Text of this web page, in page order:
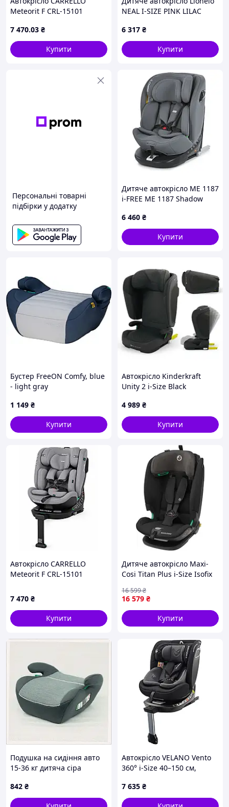
Meteorit F CRL-15101
см, ISOFIX, з поворотом та
опорною стійкою
7 470.03 ₴
Купити
NEAL I-SIZE PINK LILAC
6 317 ₴
Купити
Персональні товарні
підбірки у додатку
Дитяче автокрісло ME 1187
i-FREE ME 1187 Shadow
6 460 ₴
Купити
Бустер FreeON Comfy, blue
- light gray
1 149 ₴
Купити
Автокрісло Kinderkraft
Unity 2 i-Size Black
4 989 ₴
Купити
Автокрісло CARRELLO
Meteorit F CRL-15101
150см ISOFIX, поворот,
опорна стійка
7 470 ₴
Купити
Дитяче автокрісло Maxi-
Cosi Titan Plus i-Size Isofix
16 579 ₴
16 599₴
Купити
Подушка на сидіння авто
15-36 кг дитяча сіра
842 ₴
Автокрісло VELANO Vento
360° i-Size 40–150 см,
7 635 ₴